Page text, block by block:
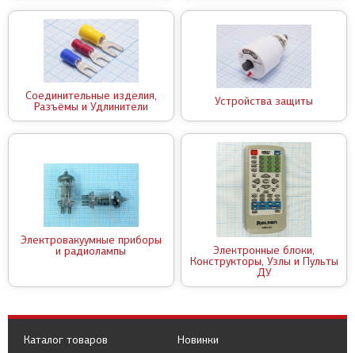
Соединительные изделия,
Разъёмы и Удлинители
Устройства защиты
Электровакуумные приборы
и радиолампы
Электронные блоки,
Конструкторы, Узлы и Пульты
ДУ
Каталог товаров
Новинки